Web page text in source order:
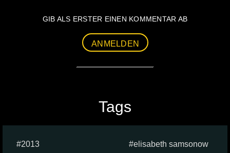
GIB ALS ERSTER EINEN KOMMENTAR AB
ANMELDEN
Tags
2013 elisabeth samsonow